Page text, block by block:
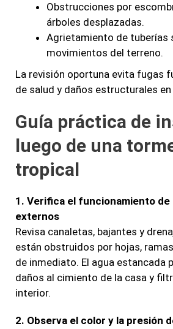
Obstrucciones por
árboles desplazadas.
Agrietamiento de tuberías
movimientos del terreno.
La revisión oportuna evita fugas
de salud y daños estructurales
Guía práctica de
luego de una
tropical
1. Verifica el funcionamiento de
externos
Revisa canaletas, bajantes y
están obstruidos por hojas,
de inmediato. El agua estancada
daños al cimiento de la casa y
interior.
2. Observa el color y la presión